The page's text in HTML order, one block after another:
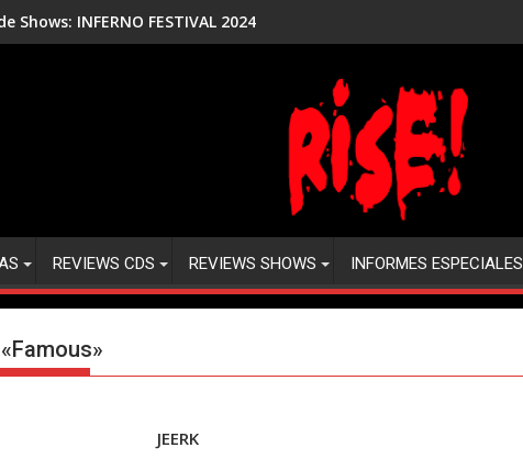
JOE LYNN TURNER
REVIEWS CDS REVIEWS SHOWS INFORMES ESPECIALES
JEERK